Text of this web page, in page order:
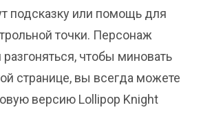
подсказку или помощь для
точки. Персонаж
чтобы миновать
странице, вы всегда можете
версию Lollipop Knight